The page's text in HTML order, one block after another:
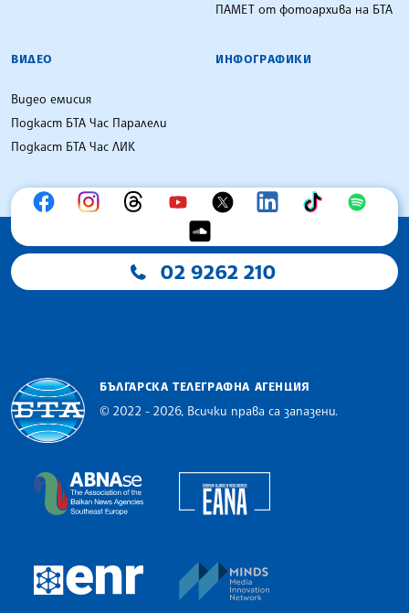
ПАМЕТ от фотоархива на БТА
ВИДЕО
Видео емисия
Подкаст БТА Час Паралели
Подкаст БТА Час ЛИК
ИНФОГРАФИКИ
02 9262 210
БЪЛГАРСКА ТЕЛЕГРАФНА АГЕНЦИЯ
© 2022 - 2026, Всички права са запазени.
The Assocoation of the Balkan News Agencies
European Newsroom